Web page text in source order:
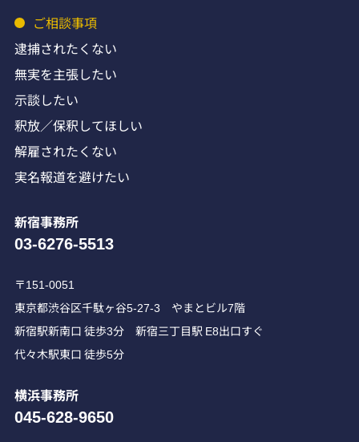
ご相談事項
逮捕されたくない
無実を主張したい
示談したい
釈放／保釈してほしい
解雇されたくない
実名報道を避けたい
新宿事務所
03-6276-5513
〒151-0051
東京都渋谷区千駄ヶ谷5-27-3 やまとビル7階
新宿駅新南口 徒歩3分 新宿三丁目駅 E8出口すぐ
代々木駅東口 徒歩5分
横浜事務所
045-628-9650